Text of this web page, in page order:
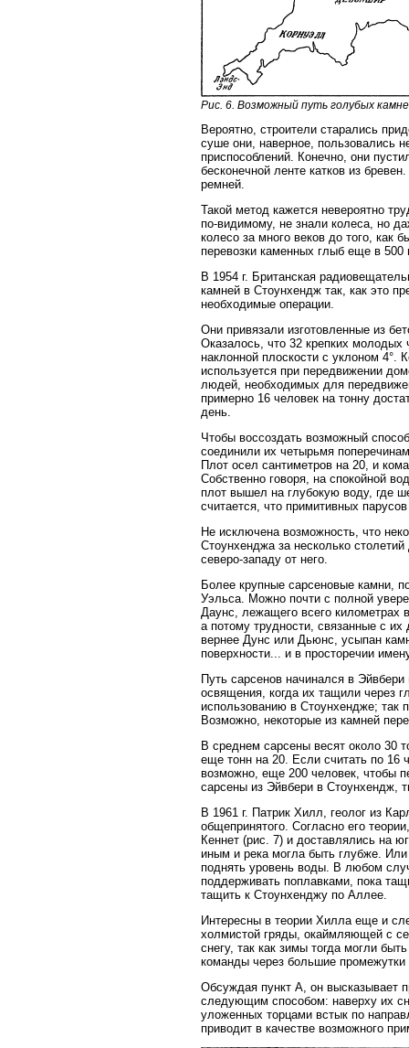
Рис. 6. Возможный путь голубых
Вероятно, строители старались
суше они, наверное, пользовались
приспособлений. Конечно, они
бесконечной ленте катков из
ремней.
Такой метод кажется невероятно
по-видимому, не знали колеса, но
колесо за много веков до того, как
перевозки каменных глыб еще в 500
В 1954 г. Британская
камней в Стоунхендж так, как это
необходимые операции.
Они привязали изготовленные из
Оказалось, что 32 крепких молодых
наклонной плоскости с уклоном 4°.
используется при передвижении
людей, необходимых для
примерно 16 человек на тонну
день.
Чтобы воссоздать возможный
соединили их четырьмя
Плот осел сантиметров на 20, и
Собственно говоря, на спокойной
плот вышел на глубокую воду, где
считается, что примитивных
Не исключена возможность, что
Стоунхенджа за несколько
северо-западу от него.
Более крупные сарсеновые камни,
Уэльса. Можно почти с полной
Даунс, лежащего всего километрах
а потому трудности, связанные с
вернее Дунс или Дьюнс, усыпан
поверхности... и в просторечии
Путь сарсенов начинался в
освящения, когда их тащили через
использованию в Стоунхендже; так
Возможно, некоторые из камней
В среднем сарсены весят около 30
еще тонн на 20. Если считать по 16
возможно, еще 200 человек, чтобы
сарсены из Эйвбери в Стоунхендж,
В 1961 г. Патрик Хилл, геолог из
общепринятого. Согласно его
Кеннет (рис. 7) и доставлялись на
иным и река могла быть глубже.
поднять уровень воды. В любом
поддерживать поплавками, пока
тащить к Стоунхенджу по Аллее.
Интересны в теории Хилла еще и
холмистой гряды, окаймляющей с
снегу, так как зимы тогда могли
команды через большие промежутки
Обсуждая пункт А, он высказывает
следующим способом: наверху их
уложенных торцами встык по
приводит в качестве возможного